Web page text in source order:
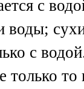
с
воды;
с
только